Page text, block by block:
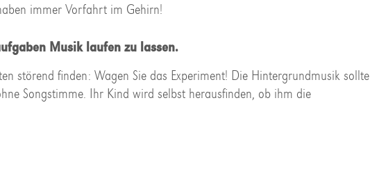
immer Vorfahrt im Gehirn!
Musik laufen zu lassen.
störend finden: Wagen Sie das Experiment! Die Hintergrundmusik sollte
Songstimme. Ihr Kind wird selbst herausfinden, ob ihm die